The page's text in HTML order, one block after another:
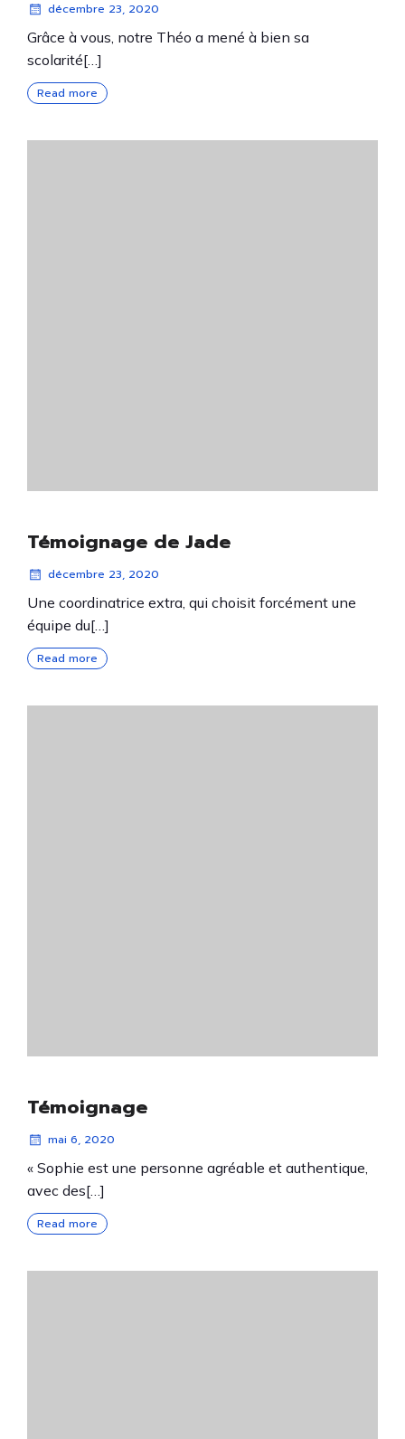
décembre 23, 2020
Grâce à vous, notre Théo a mené à bien sa
scolarité[…]
Read more
Témoignage de Jade
décembre 23, 2020
Une coordinatrice extra, qui choisit forcément une
équipe du[…]
Read more
Témoignage
mai 6, 2020
« Sophie est une personne agréable et authentique,
avec des[…]
Read more